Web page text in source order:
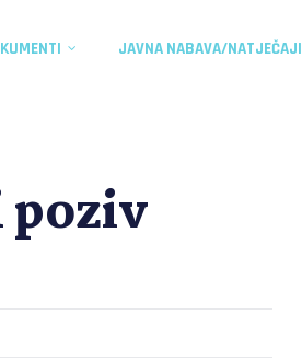
JAVNA NABAVA/NATJEČAJI
poziv